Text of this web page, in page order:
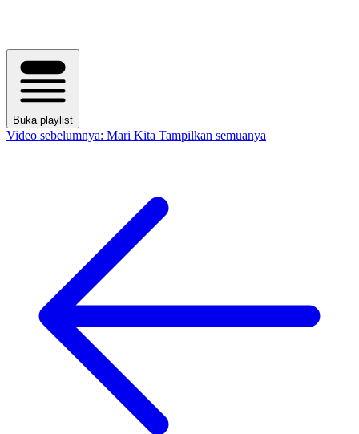
Buka playlist
Video sebelumnya: Mari Kita Tampilkan semuanya